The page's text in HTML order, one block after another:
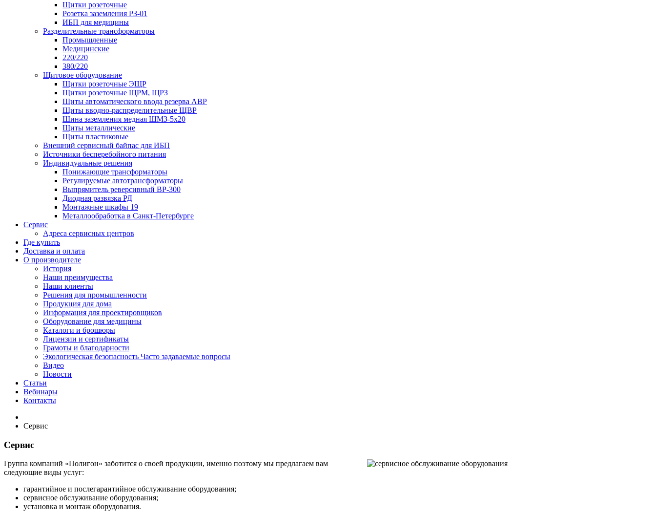
Щитки розеточные
Розетка заземления РЗ-01
ИБП для медицины
Разделительные трансформаторы
Промышленные
Медицинские
220/220
380/220
Щитовое оборудование
Щитки розеточные ЭЩР
Щитки розеточные ЩРМ, ЩРЗ
Щиты автоматического ввода резерва АВР
Щиты вводно-распределительные ЩВР
Шина заземления медная ШМЗ-5х20
Щиты металлические
Щиты пластиковые
Внешний сервисный байпас для ИБП
Источники бесперебойного питания
Индивидуальные решения
Понижающие трансформаторы
Регулируемые автотрансформаторы
Выпрямитель реверсивный ВР-300
Диодная развязка РД
Монтажные шкафы 19
Металлообработка в Санкт-Петербурге
Сервис
Адреса сервисных центров
Где купить
Доставка и оплата
О производителе
История
Наши преимущества
Наши клиенты
Решения для промышленности
Продукция для дома
Информация для проектировщиков
Оборудование для медицины
Каталоги и брошюры
Лицензии и сертификаты
Грамоты и благодарности
Экологическая безопасность Часто задаваемые вопросы
Видео
Новости
Статьи
Вебинары
Контакты
Сервис
Сервис
Группа компаний «Полигон» заботится о своей продукции, именно поэтому мы предлагаем вам
следующие виды услуг:
гарантийное и послегарантийное обслуживание оборудования;
сервисное обслуживание оборудования;
установка и монтаж оборудования.